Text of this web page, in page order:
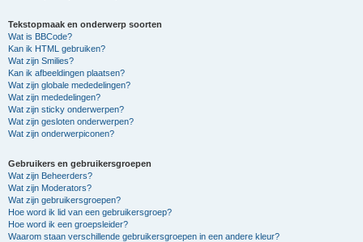
Tekstopmaak en onderwerp soorten
Wat is BBCode?
Kan ik HTML gebruiken?
Wat zijn Smilies?
Kan ik afbeeldingen plaatsen?
Wat zijn globale mededelingen?
Wat zijn mededelingen?
Wat zijn sticky onderwerpen?
Wat zijn gesloten onderwerpen?
Wat zijn onderwerpiconen?
Gebruikers en gebruikersgroepen
Wat zijn Beheerders?
Wat zijn Moderators?
Wat zijn gebruikersgroepen?
Hoe word ik lid van een gebruikersgroep?
Hoe word ik een groepsleider?
Waarom staan verschillende gebruikersgroepen in een andere kleur?